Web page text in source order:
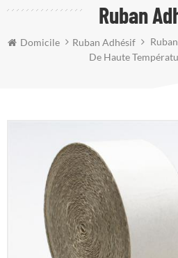
Ruban
Domicile Ruban Adhésif
De Haute